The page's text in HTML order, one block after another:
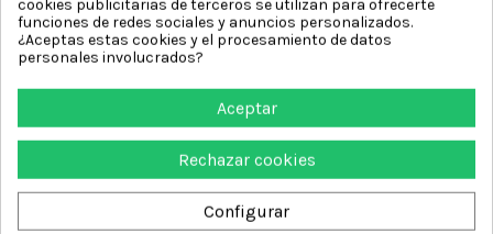
cookies publicitarias de terceros se utilizan para ofrecerte
funciones de redes sociales y anuncios personalizados.
¿Aceptas estas cookies y el procesamiento de datos
personales involucrados?
Aceptar
Rechazar cookies
Configurar